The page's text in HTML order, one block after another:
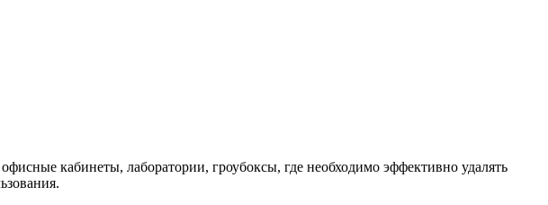
кабинеты, лаборатории, гроубоксы, где необходимо эффективно удалять